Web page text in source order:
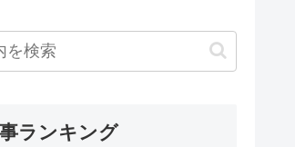
ランキング